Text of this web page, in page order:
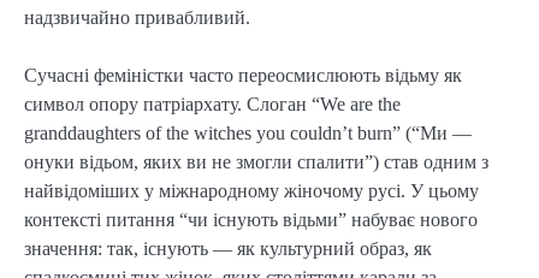
надзвичайно привабливий.
Сучасні феміністки часто переосмислюють відьму як
символ опору патріархату. Слоган “We are the
granddaughters of the witches you couldn’t burn” (“Ми —
онуки відьом, яких ви не змогли спалити”) став одним з
найвідоміших у міжнародному жіночому русі. У цьому
контексті питання “чи існують відьми” набуває нового
значення: так, існують — як культурний образ, як